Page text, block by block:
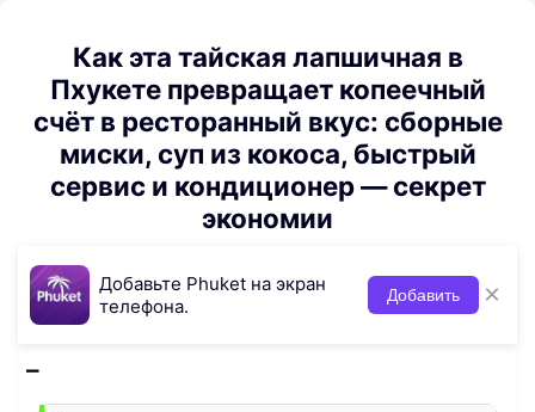
Как эта тайская лапшичная в
Пхукете превращает копеечный
счёт в ресторанный вкус: сборные
миски, суп из кокоса, быстрый
сервис и кондиционер — секрет
экономии
Добавьте Phuket на экран
телефона.
Добавить ×